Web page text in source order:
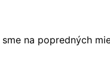
na popredných